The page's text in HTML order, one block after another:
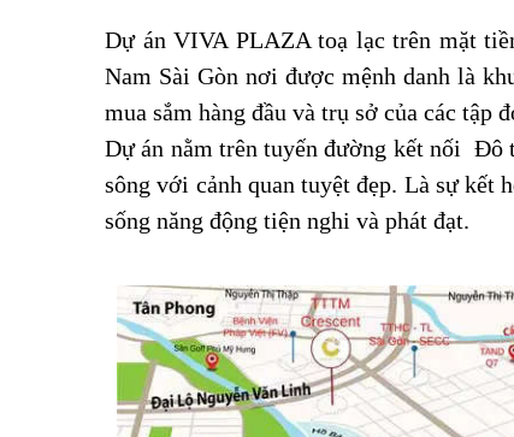
Dự án VIVA PLAZA toạ lạc trên mặt
Nam Sài Gòn nơi được mệnh danh là
mua sắm hàng đầu và trụ sở của các tập
Dự án nằm trên tuyến đường kết nối
sông với cảnh quan tuyệt đẹp. Là sự kết
sống năng động tiện nghi và phát đạt.